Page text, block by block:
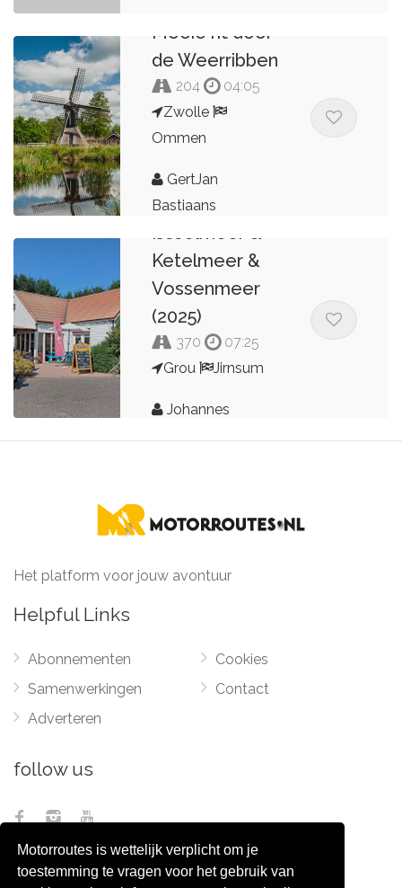
Motorroutes is wettelijk verplicht om je
toestemming te vragen voor het gebruik van
Mooie rit door
de Weerribben
204
04:05
Zwolle
Ommen
GertJan
Bastiaans
IJsselmeer &
Ketelmeer &
Vossenmeer
(2025)
370
07:25
Grou
Jirnsum
Johannes
Het platform voor jouw avontuur
Helpful Links
Abonnementen
Samenwerkingen
Adverteren
Cookies
Contact
follow us